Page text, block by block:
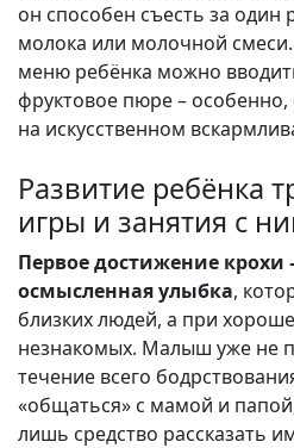
он способен съесть за один
молока или молочной
меню ребёнка можно
фруктовое пюре –
на искусственном
Развитие ребёнка
игры и занятия с
Первое достижение крохи
осмысленная улыбка,
близких людей, а при
незнакомых. Малыш уже не
течение всего
«общаться» с мамой и
лишь средство рассказать